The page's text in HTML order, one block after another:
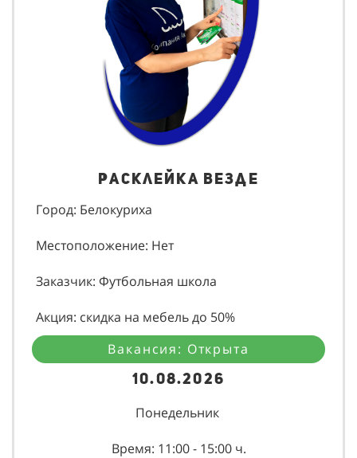
Расклейка везде
Город: Белокуриха
Местоположение: Нет
Заказчик: Футбольная школа
Акция: скидка на мебель до 50%
Вакансия: Открыта
10.08.2026
Понедельник
Время: 11:00 - 15:00 ч.